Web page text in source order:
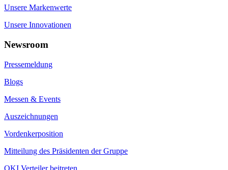
Unsere Markenwerte
Unsere Innovationen
Newsroom
Pressemeldung
Blogs
Messen & Events
Auszeichnungen
Vordenkerposition
Mitteilung des Präsidenten der Gruppe
OKI Verteiler beitreten